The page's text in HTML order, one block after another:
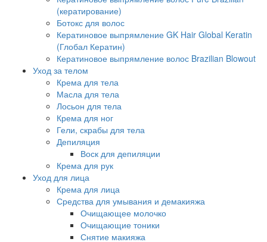
(кератирование)
Ботокс для волос
Кератиновое выпрямление GK Hair Global Keratin
(Глобал Кератин)
Кератиновое выпрямление волос Brazilian Blowout
Уход за телом
Крема для тела
Масла для тела
Лосьон для тела
Крема для ног
Гели, скрабы для тела
Депиляция
Воск для депиляции
Крема для рук
Уход для лица
Крема для лица
Средства для умывания и демакияжа
Очищающее молочко
Очищающие тоники
Снятие макияжа